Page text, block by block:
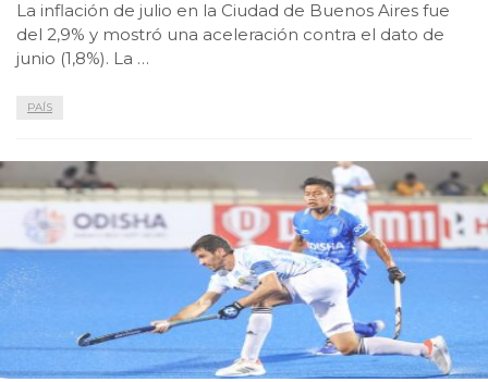
La inflación de julio en la Ciudad de Buenos Aires fue
del 2,9% y mostró una aceleración contra el dato de
junio (1,8%). La …
PAÍS